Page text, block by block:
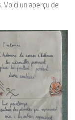
un aperçu de